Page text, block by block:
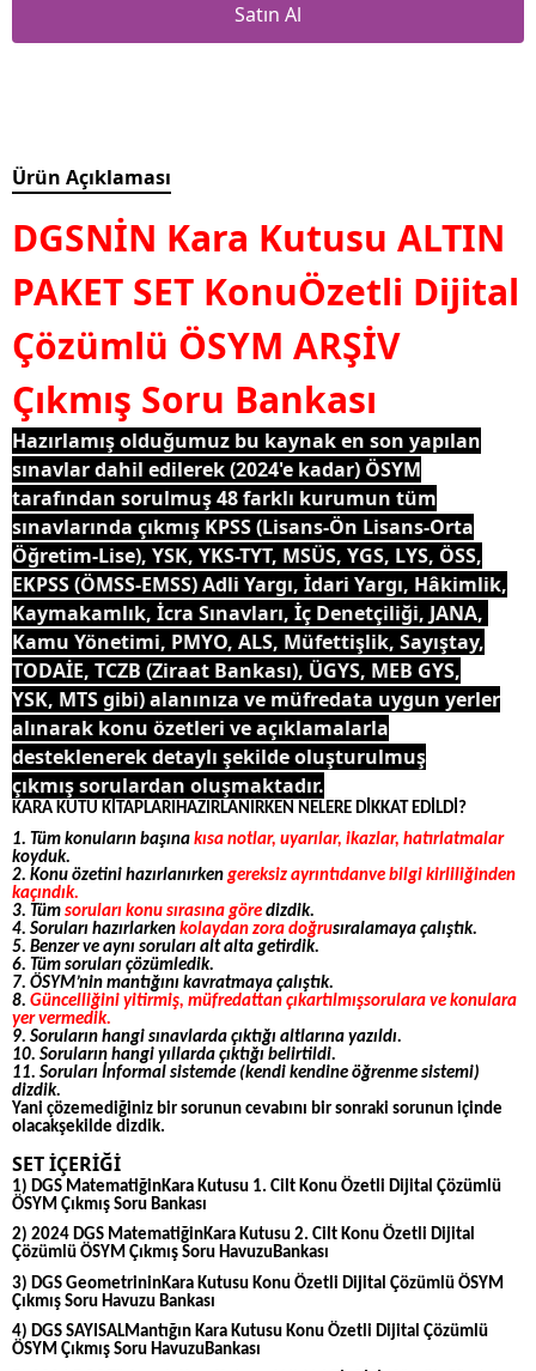
Satın Al
Ürün Açıklaması
DGSNİN Kara Kutusu ALTIN
PAKET SET KonuÖzetli Dijital
Çözümlü ÖSYM ARŞİV
Çıkmış Soru Bankası
Hazırlamış olduğumuz bu kaynak en son yapılan
sınavlar dahil edilerek (2024'e kadar) ÖSYM
tarafından sorulmuş 48 farklı kurumun tüm
sınavlarında çıkmış KPSS (Lisans-Ön Lisans-Orta
Öğretim-Lise), YSK, YKS-TYT, MSÜS, YGS, LYS, ÖSS,
EKPSS (ÖMSS-EMSS) Adli Yargı, İdari Yargı, Hâkimlik,
Kaymakamlık, İcra Sınavları, İç Denetçiliği, JANA,
Kamu Yönetimi, PMYO, ALS, Müfettişlik, Sayıştay,
TODAİE, TCZB (Ziraat Bankası), ÜGYS, MEB GYS,
YSK, MTS gibi) alanınıza ve müfredata uygun yerler
alınarak konu özetleri ve açıklamalarla
desteklenerek detaylı şekilde oluşturulmuş
çıkmış sorulardan oluşmaktadır.
KARA KUTU KİTAPLARIHAZIRLANIRKEN NELERE DİKKAT EDİLDİ?
1. Tüm konuların başına kısa notlar, uyarılar, ikazlar, hatırlatmalar
koyduk.
2. Konu özetini hazırlanırken gereksiz ayrıntıdanve bilgi kirliliğinden
kaçındık.
3. Tüm soruları konu sırasına göre dizdik.
4. Soruları hazırlarken kolaydan zora doğrusıralamaya çalıştık.
5. Benzer ve aynı soruları alt alta getirdik.
6. Tüm soruları çözümledik.
7. ÖSYM’nin mantığını kavratmaya çalıştık.
8. Güncelliğini yitirmiş, müfredattan çıkartılmışsorulara ve konulara
yer vermedik.
9. Soruların hangi sınavlarda çıktığı altlarına yazıldı.
10. Soruların hangi yıllarda çıktığı belirtildi.
11. Soruları İnformal sistemde (kendi kendine öğrenme sistemi)
dizdik.
Yani çözemediğiniz bir sorunun cevabını bir sonraki sorunun içinde
olacakşekilde dizdik.
SET İÇERİĞİ
1) DGS MatematiğinKara Kutusu 1. Cilt Konu Özetli Dijital Çözümlü
ÖSYM Çıkmış Soru Bankası
2) 2024 DGS MatematiğinKara Kutusu 2. Cilt Konu Özetli Dijital
Çözümlü ÖSYM Çıkmış Soru HavuzuBankası
3) DGS GeometrininKara Kutusu Konu Özetli Dijital Çözümlü ÖSYM
Çıkmış Soru Havuzu Bankası
4) DGS SAYISALMantığın Kara Kutusu Konu Özetli Dijital Çözümlü
ÖSYM Çıkmış Soru HavuzuBankası